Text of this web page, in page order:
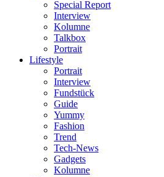
Special Report
Interview
Kolumne
Talkbox
Portrait
Lifestyle
Portrait
Interview
Fundstück
Guide
Yummy
Fashion
Trend
Tech-News
Gadgets
Kolumne